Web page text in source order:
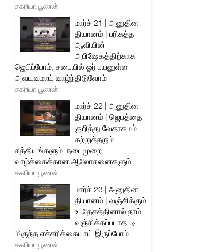
சகரியா பூணன்
மார்ச் 21 | அனுதின
தியானம் | பரிசுத்த
ஆவியின்
அபிஷேகத்திற்காக
ஜெபிப்போம், சபையில் ஓர் பயனுள்ள
அவயவமாய் வாழ்ந்திடுவோம்
சகரியா பூணன்
மார்ச் 22 | அனுதின
தியானம் | ஜெபத்தை
குறித்து வேதாகமம்
கற்றுத்தரும்
சத்தியங்களும், நடைமுறை
வாழ்க்கைக்கான ஆலோசனைகளும்
சகரியா பூணன்
மார்ச் 23 | அனுதின
தியானம் | வஞ்சிக்கும்
உபதேசத்தினால் நாம்
வஞ்சிக்கப்படாதபடி
மிகுந்த எச்சரிக்கையாய் இருப்போம்
சகரியா பூணன்